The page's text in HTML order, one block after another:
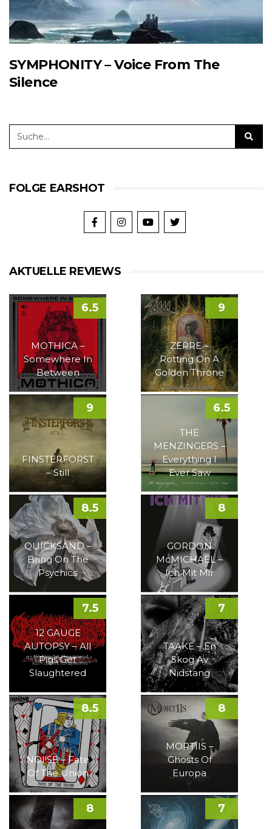
SYMPHONITY – Voice From The
Silence
FOLGE EARSHOT
AKTUELLE REVIEWS
MOTHICA –
Somewhere In
Between
6.5
ZERRE –
Rotting On A
Golden Throne
9
FINSTERFORST
– Still
9
THE
MENZINGERS –
Everything I
Ever Saw
6.5
QUICKSAND –
Bring On The
Psychics
8.5
GORDON
McMICHAEL –
Ich Mit Mir
8
12 GAUGE
AUTOPSY – All
Pigs Get
Slaughtered
7.5
TAAKE – En
Skog Av
Nidstang
7
NOI!SE – Fate
Of The Union
8.5
MORTIIS –
Ghosts Of
Europa
8
8 7